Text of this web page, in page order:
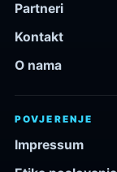
Partneri
Kontakt
O nama
POVJERENJE
Impressum